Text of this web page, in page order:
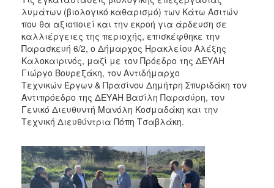
λυμάτων (βιολογικό καθαρισμό) των Κάτω Ασιτών
που θα αξιοποιεί και την εκροή για άρδευση σε
καλλιέργειες της περιοχής, επισκέφθηκε την
Παρασκευή 6/2, ο Δήμαρχος Ηρακλείου Αλέξης
Καλοκαιρινός, μαζί με τον Πρόεδρο της ΔΕΥΑΗ
Γιώργο Βουρεξάκη, τον Αντιδήμαρχο
Τεχνικών Έργων & Πρασίνου Δημήτρη Σπυριδάκη τον
Αντιπρόεδρο της ΔΕΥΑΗ Βασίλη Παρασύρη, τον
Γενικό Διευθυντή Μανόλη Κοσμαδάκη και την
Τεχνική Διευθύντρια Πόπη Τσαβλάκη.